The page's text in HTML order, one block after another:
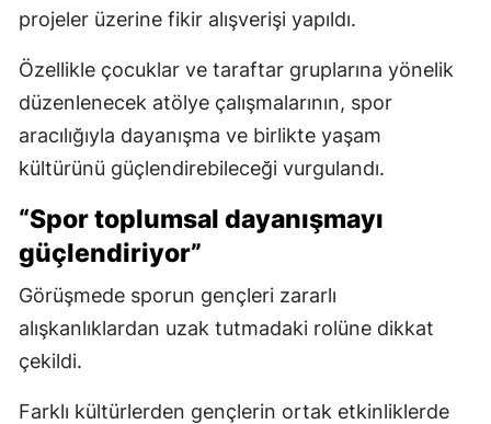
projeler üzerine fikir alışverişi yapıldı.
Özellikle çocuklar ve taraftar gruplarına yönelik
düzenlenecek atölye çalışmalarının, spor
aracılığıyla dayanışma ve birlikte yaşam
kültürünü güçlendirebileceği vurgulandı.
“Spor toplumsal dayanışmayı
güçlendiriyor”
Görüşmede sporun gençleri zararlı
alışkanlıklardan uzak tutmadaki rolüne dikkat
çekildi.
Farklı kültürlerden gençlerin ortak etkinliklerde